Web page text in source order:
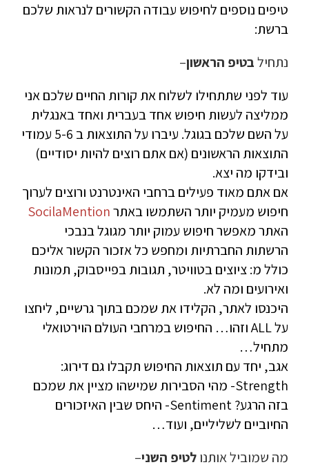
טיפים נוספים לחיפוש עבודה הקשורים לנראות שלכם
ברשת:
נתחילבטיפ הראשון–
עוד לפני שתתחילו לשלוח את קורות החיים שלכם אני
ממליצה לעשות חיפוש אחד בעברית ואחד באנגלית
על השם שלכם בגוגל. עיברו על התוצאות ב 5-6 עמודי
התוצאות הראשונים (אם אתם רוצים להיות יסודיים)
ובידקו מה יצא.
אם אתם מאוד פעילים ברחבי האינטרנט ורוצים לערוך
חיפוש מעמיק יותר השתמשו באתרSocilaMention
האתר מאפשר חיפוש עמוק יותר מגוגל בנבכי
הרשתות החברתיות ומחפש כל אזכור הקשור אליכם
כולל מ: ציוצים בטוויטר, תגובות בפייסבוק, תמונות
ואירועים ומה לא.
היכנסו לאתר, הקלידו את שמכם בתוך גרשיים, ליחצו
על ALL וזהו… החיפוש במרחבי העולם הוירטואלי
מתחיל…
אגב, יחד עם תוצאות החיפוש תקבלו גם דירוג:
Strength- מהי הסבירות שמישהו מציין את שמכם
בזה הרגע? Sentiment- היחס שבין האיזכורים
החיוביים לשליליים, ועוד…
מה שמוביל אותנולטיפ השני–